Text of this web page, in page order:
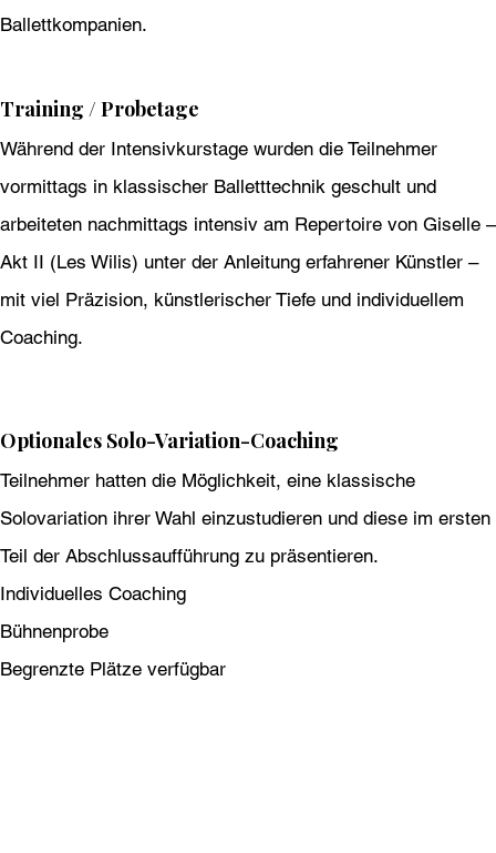
Ballettkompanien.
Training / Probetage
Während der Intensivkurstage wurden die Teilnehmer
vormittags in klassischer Balletttechnik geschult und
arbeiteten nachmittags intensiv am Repertoire von Giselle –
Akt II (Les Wilis) unter der Anleitung erfahrener Künstler –
mit viel Präzision, künstlerischer Tiefe und individuellem
Coaching.
Optionales Solo-Variation-Coaching
Teilnehmer hatten die Möglichkeit, eine klassische
Solovariation ihrer Wahl einzustudieren und diese im ersten
Teil der Abschlussaufführung zu präsentieren.
Individuelles Coaching
Bühnenprobe
Begrenzte Plätze verfügbar